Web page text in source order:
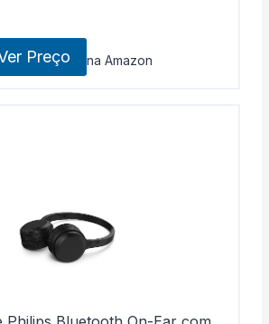
Preço na Amazon